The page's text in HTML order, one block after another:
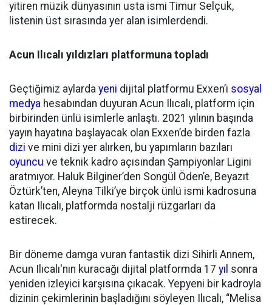
yitiren müzik dünyasının usta ismi Timur Selçuk,
listenin üst sırasında yer alan isimlerdendi.
Acun Ilıcalı yıldızları platformuna topladı
Geçtiğimiz aylarda yeni dijital platformu Exxen’i sosyal
medya hesabından duyuran Acun Ilıcalı, platform için
birbirinden ünlü isimlerle anlaştı. 2021 yılının başında
yayın hayatına başlayacak olan Exxen’de birden fazla
dizi ve mini dizi yer alırken, bu yapımların bazıları
oyuncu ve teknik kadro açısından Şampiyonlar Ligini
aratmıyor. Haluk Bilginer’den Songül Öden’e, Beyazıt
Öztürk’ten, Aleyna Tilki’ye birçok ünlü ismi kadrosuna
katan Ilıcalı, platformda nostalji rüzgarları da
estirecek.
Bir döneme damga vuran fantastik dizi Sihirli Annem,
Acun Ilıcalı'nın kuracağı dijital platformda 17 yıl sonra
yeniden izleyici karşısına çıkacak. Yepyeni bir kadroyla
dizinin çekimlerinin başladığını söyleyen Ilıcalı, “Melisa